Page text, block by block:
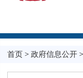
首页> 政府信息公开